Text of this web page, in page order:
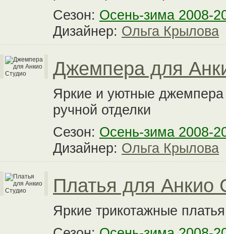
Сезон: Осень-зима 2008-
Дизайнер: Ольга Крылова
Джемпера для
Яркие и уютные
ручной отделки
Сезон: Осень-зима 2008-
Дизайнер: Ольга Крылова
Платья для Анкио
Яркие трикотажные